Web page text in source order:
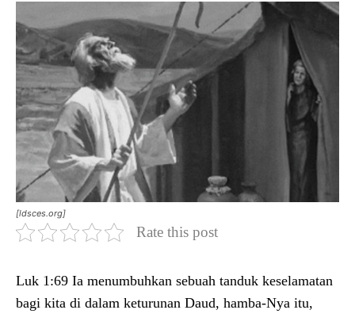
[ldsces.org]
Rate this post
Luk 1:69 Ia menumbuhkan sebuah tanduk keselamatan
bagi kita di dalam keturunan Daud, hamba-Nya itu,